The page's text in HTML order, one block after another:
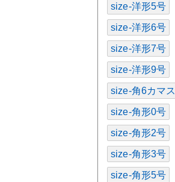
size-洋形5号
size-洋形6号
size-洋形7号
size-洋形9号
size-角6カマス
size-角形0号
size-角形2号
size-角形3号
size-角形5号